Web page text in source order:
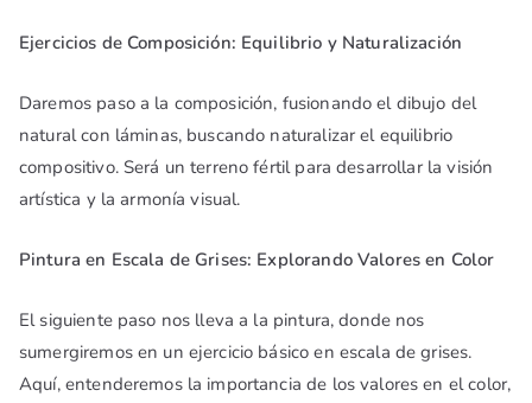
Ejercicios de Composición: Equilibrio y Naturalización
Daremos paso a la composición, fusionando el dibujo del
natural con láminas, buscando naturalizar el equilibrio
compositivo. Será un terreno fértil para desarrollar la visión
artística y la armonía visual.
Pintura en Escala de Grises: Explorando Valores en Color
El siguiente paso nos lleva a la pintura, donde nos
sumergiremos en un ejercicio básico en escala de grises.
Aquí, entenderemos la importancia de los valores en el color,